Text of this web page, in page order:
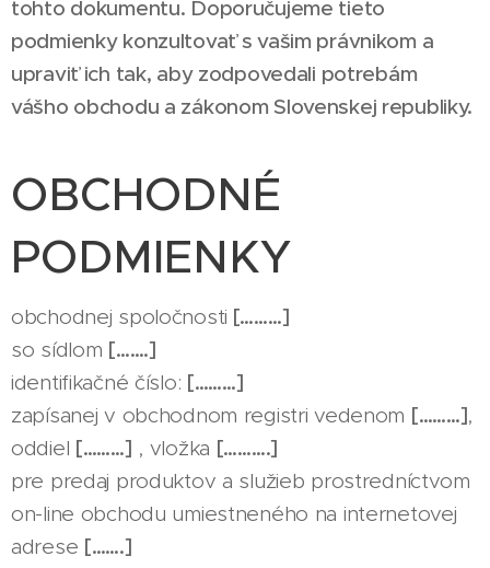
tohto dokumentu. Doporučujeme tieto
podmienky konzultovať s vašim právnikom a
upraviť ich tak, aby zodpovedali potrebám
vášho obchodu a zákonom Slovenskej republiky.
OBCHODNÉ
PODMIENKY
obchodnej spoločnosti [………]
so sídlom […….]
identifikačné číslo: [………]
zapísanej v obchodnom registri vedenom [………],
oddiel [………] , vložka [……….]
pre predaj produktov a služieb prostredníctvom
on-line obchodu umiestneného na internetovej
adrese […….]